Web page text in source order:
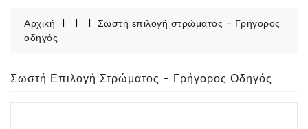
Αρχική
Σωστή επιλογή στρώματος - Γρήγορος
οδηγός
Σωστή Επιλογή Στρώματος - Γρήγορος Οδηγός